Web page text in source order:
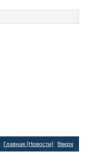
Главная (Новости) Вверх